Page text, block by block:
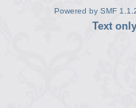
Powered by SMF
Text